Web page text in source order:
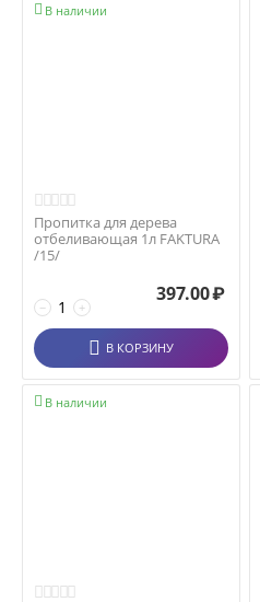
В наличии

Пропитка для дерева
отбеливающая 1л FAKTURA
/15/
+
−
397.00₽
В КОРЗИНУ
В наличии
